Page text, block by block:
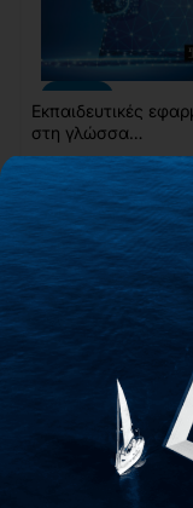
-10%
Διαθέσιμο
Εκπαιδευτικές
στη γλώσσα
προγραμματισμού
45,00€ 50,00€